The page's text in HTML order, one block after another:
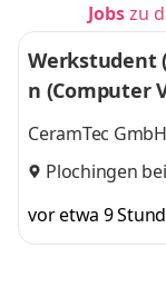
Jobszu
Werkstudent
n (Computer
CeramTec GmbH
Plochingen
vor etwa 9